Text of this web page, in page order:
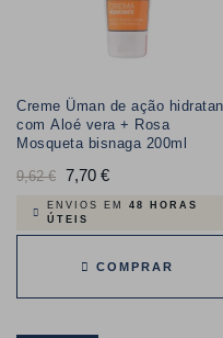
Creme Üman de ação
com Aloé vera + Rosa
Mosqueta bisnaga 200ml
Preço
normal
9,62 € 7,70 €Preço
ENVIOS EM 48 HORAS
ÚTEIS
COMPRAR